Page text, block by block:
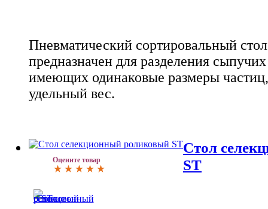
Пневматический сортировальный
предназначен для разделения
имеющих одинаковые размеры
удельный вес.
Оцените товар
Стол
ST